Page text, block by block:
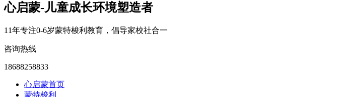
心启蒙-儿童成长环境塑造者
11年专注0-6岁蒙特梭利教育，倡导家校社合一
咨询热线
18688258833
心启蒙首页
蒙特梭利